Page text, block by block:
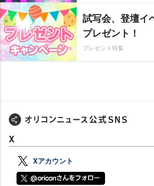
試写会、登壇イ
プレゼント！
プレゼント特集
X
Xアカウント